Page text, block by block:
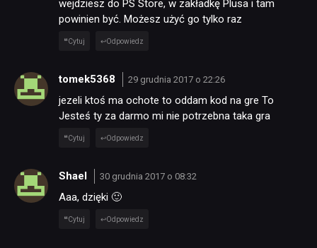
wejdziesz do PS Store, w zakładkę Plusa i tam
powinien być. Możesz użyć go tylko raz
Cytuj Odpowiedz
tomek5368 29 grudnia 2017 o 22:26
jezeli ktoś ma ochote to oddam kod na gre To
Jesteś ty za darmo mi nie potrzebna taka gra
Cytuj Odpowiedz
Shael 30 grudnia 2017 o 08:32
Aaa, dzięki 🙂
Cytuj Odpowiedz